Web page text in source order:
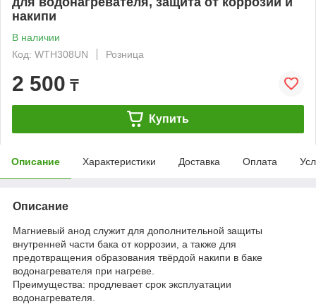
накипи
В наличии
Код: WTH308UN
Розница
2 500 ₸
Купить
Описание Характеристики Доставка Оплата
Описание
Магниевый анод служит для дополнительной защиты
внутренней части бака от коррозии, а также для
предотвращения образования твёрдой накипи в баке
водонагревателя при нагреве.
Преимущества: продлевает срок эксплуатации
водонагревателя.